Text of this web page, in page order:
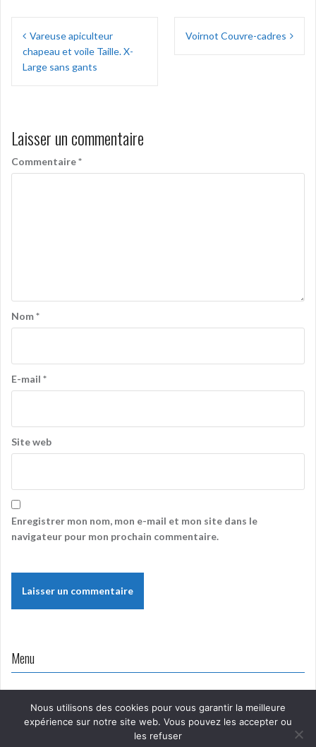
Navigation
de
l’article
Vareuse apiculteur
chapeau et voile Taille. X-
Large sans gants
Voirnot Couvre-cadres
Laisser un commentaire
Commentaire*
Nom*
E-mail *
Site web
Enregistrer mon nom, mon e-mail et mon site dans le
navigateur pour mon prochain commentaire.
Menu
Nous utilisons des cookies pour vous garantir la meilleure
expérience sur notre site web. Vous pouvez les accepter ou
les refuser